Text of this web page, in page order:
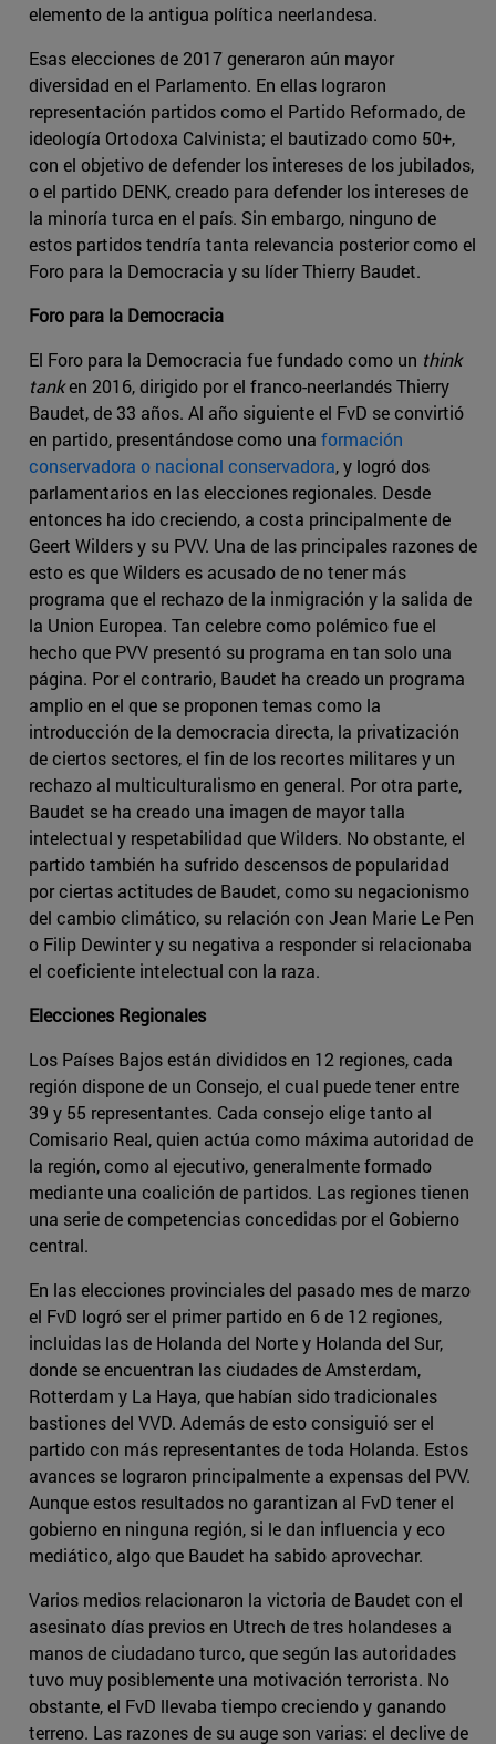
elemento de la antigua política neerlandesa.
Esas elecciones de 2017 generaron aún mayor
diversidad en el Parlamento. En ellas lograron
representación partidos como el Partido Reformado, de
ideología Ortodoxa Calvinista; el bautizado como 50+,
con el objetivo de defender los intereses de los jubilados,
o el partido DENK, creado para defender los intereses de
la minoría turca en el país. Sin embargo, ninguno de
estos partidos tendría tanta relevancia posterior como el
Foro para la Democracia y su líder Thierry Baudet.
Foro para la Democracia
El Foro para la Democracia fue fundado como un think
tanken 2016, dirigido por el franco-neerlandés Thierry
Baudet, de 33 años. Al año siguiente el FvD se convirtió
en partido, presentándose como una formación
conservadora o nacional conservadora, y logró dos
parlamentarios en las elecciones regionales. Desde
entonces ha ido creciendo, a costa principalmente de
Geert Wilders y su PVV. Una de las principales razones de
esto es que Wilders es acusado de no tener más
programa que el rechazo de la inmigración y la salida de
la Union Europea. Tan celebre como polémico fue el
hecho que PVV presentó su programa en tan solo una
página. Por el contrario, Baudet ha creado un programa
amplio en el que se proponen temas como la
introducción de la democracia directa, la privatización
de ciertos sectores, el fin de los recortes militares y un
rechazo al multiculturalismo en general. Por otra parte,
Baudet se ha creado una imagen de mayor talla
intelectual y respetabilidad que Wilders. No obstante, el
partido también ha sufrido descensos de popularidad
por ciertas actitudes de Baudet, como su negacionismo
del cambio climático, su relación con Jean Marie Le Pen
o Filip Dewinter y su negativa a responder si relacionaba
el coeficiente intelectual con la raza.
Elecciones Regionales
Los Países Bajos están divididos en 12 regiones, cada
región dispone de un Consejo, el cual puede tener entre
39 y 55 representantes. Cada consejo elige tanto al
Comisario Real, quien actúa como máxima autoridad de
la región, como al ejecutivo, generalmente formado
mediante una coalición de partidos. Las regiones tienen
una serie de competencias concedidas por el Gobierno
central.
En las elecciones provinciales del pasado mes de marzo
el FvD logró ser el primer partido en 6 de 12 regiones,
incluidas las de Holanda del Norte y Holanda del Sur,
donde se encuentran las ciudades de Amsterdam,
Rotterdam y La Haya, que habían sido tradicionales
bastiones del VVD. Además de esto consiguió ser el
partido con más representantes de toda Holanda. Estos
avances se lograron principalmente a expensas del PVV.
Aunque estos resultados no garantizan al FvD tener el
gobierno en ninguna región, si le dan influencia y eco
mediático, algo que Baudet ha sabido aprovechar.
Varios medios relacionaron la victoria de Baudet con el
asesinato días previos en Utrech de tres holandeses a
manos de ciudadano turco, que según las autoridades
tuvo muy posiblemente una motivación terrorista. No
obstante, el FvD llevaba tiempo creciendo y ganando
terreno. Las razones de su auge son varias: el declive de